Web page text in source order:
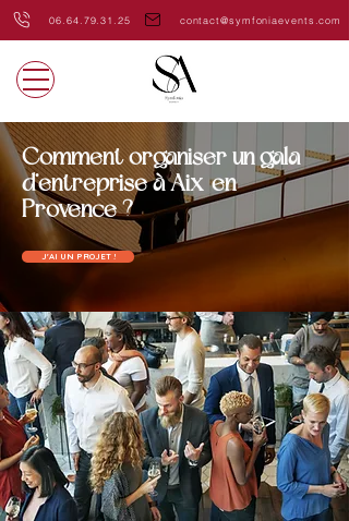
06.64.79.31.25 contact@symfoniaevents.com
Comment organiser un gala
d’entreprise à Aix-en-
Provence ?
J'AI UN PROJET !